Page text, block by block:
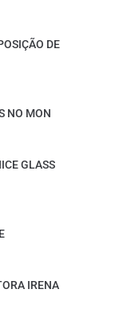
DE
NO MON
GLASS
IRENA